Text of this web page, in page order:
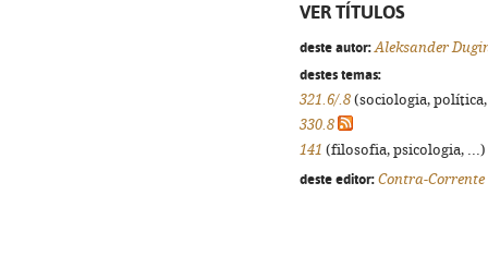
VER TÍTULOS
deste autor: Aleksander
destes temas:
321.6/.8 (sociologia,
330.8
141 (filosofia, psicologia, ...)
deste editor: Contra-Corrente